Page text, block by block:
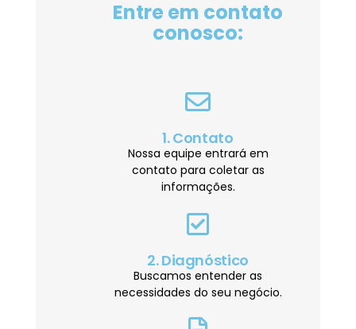
Entre em contato
conosco:
1. Contato
Nossa equipe entrará em
contato para coletar as
informações.
2. Diagnóstico
Buscamos entender as
necessidades do seu negócio.